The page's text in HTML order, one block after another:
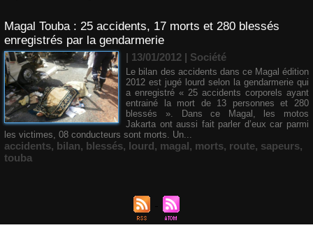
Magal Touba : 25 accidents, 17 morts et 280 blessés
enregistrés par la gendarmerie
| 13/01/2012 | Société
Le bilan des accidents dans ce Magal édition
2012 est jugé lourd selon la gendarmerie qui
a enregistré « 25 accidents corporels ayant
entrainé la mort de 13 personnes et 280
blessés ». Dans ce Magal, les motos
Jakarta ont aussi fait parler d’eux car parmi
les victimes, 08 conducteurs sont morts. Un...
accidents, bilan, blessés, lourd, magal, morts, route, sapeurs,
touba